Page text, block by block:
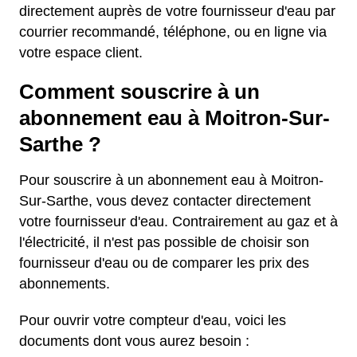
directement auprès de votre fournisseur d'eau par
courrier recommandé, téléphone, ou en ligne via
votre espace client.
Comment souscrire à un
abonnement eau à Moitron-Sur-
Sarthe ?
Pour souscrire à un abonnement eau à Moitron-
Sur-Sarthe, vous devez contacter directement
votre fournisseur d'eau. Contrairement au gaz et à
l'électricité, il n'est pas possible de choisir son
fournisseur d'eau ou de comparer les prix des
abonnements.
Pour ouvrir votre compteur d'eau, voici les
documents dont vous aurez besoin :